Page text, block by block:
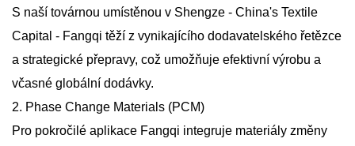
S naší továrnou umístěnou v Shengze - China's Textile
Capital - Fangqi těží z vynikajícího dodavatelského řetězce
a strategické přepravy, což umožňuje efektivní výrobu a
včasné globální dodávky.
2. Phase Change Materials (PCM)
Pro pokročilé aplikace Fangqi integruje materiály změny